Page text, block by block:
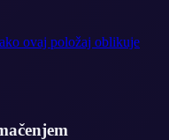
ovaj položaj oblikuje